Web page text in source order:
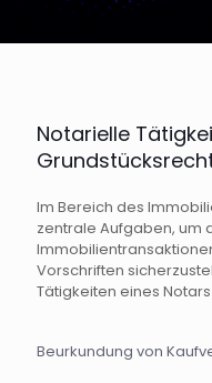
Notarielle
Im Bereich des
zentrale Aufgaben, um
Vorschriften
Tätigkeiten eines
Beurkundung von